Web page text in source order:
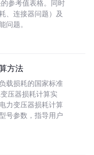
参考值表格。同时
、连接器问题）及
问题。
方法
载损耗的国家标准
变压器损耗计算实
力变压器损耗计算
号参数，指导用户